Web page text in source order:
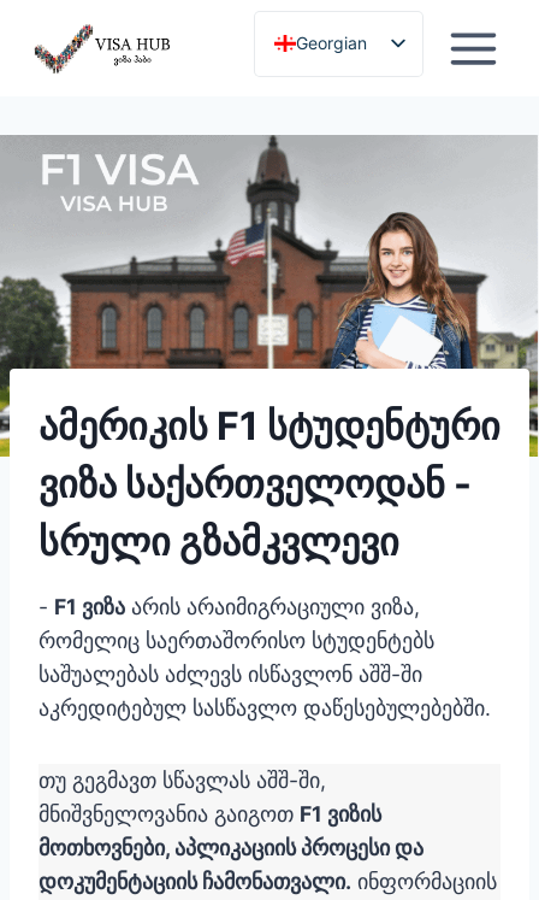
Georgian
English
ამერიკის F1 სტუდენტური
ვიზა საქართველოდან -
სრული გზამკვლევი
- F1 ვიზა არის არაიმიგრაციული ვიზა,
რომელიც საერთაშორისო სტუდენტებს
საშუალებას აძლევს ისწავლონ აშშ-ში
აკრედიტებულ სასწავლო დაწესებულებებში.
თუ გეგმავთ სწავლას აშშ-ში,
მნიშვნელოვანია გაიგოთ F1 ვიზის
მოთხოვნები, აპლიკაციის პროცესი და
დოკუმენტაციის ჩამონათვალი. ინფორმაციის